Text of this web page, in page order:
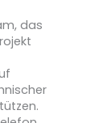
das